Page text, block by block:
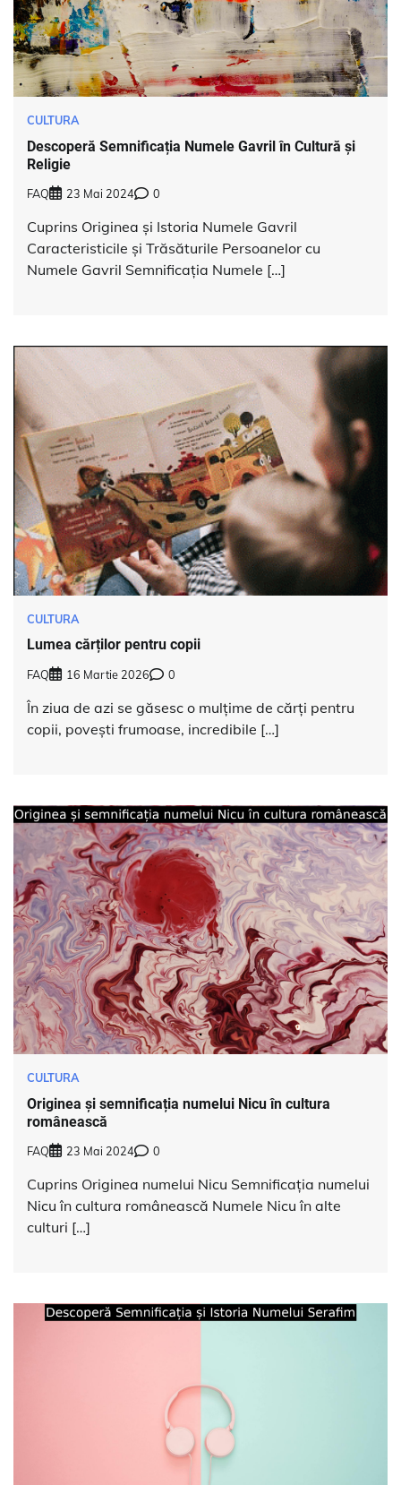
CULTURA
Descoperă Semnificația Numele Gavril în Cultură și
Religie
FAQ 23 Mai 2024 0
Cuprins Originea și Istoria Numele Gavril
Caracteristicile și Trăsăturile Persoanelor cu
Numele Gavril Semnificația Numele […]
CULTURA
Lumea cărților pentru copii
FAQ 16 Martie 2026 0
În ziua de azi se găsesc o mulțime de cărți pentru
copii, povești frumoase, incredibile […]
CULTURA
Originea și semnificația numelui Nicu în cultura
românească
FAQ 23 Mai 2024 0
Cuprins Originea numelui Nicu Semnificația numelui
Nicu în cultura românească Numele Nicu în alte
culturi […]